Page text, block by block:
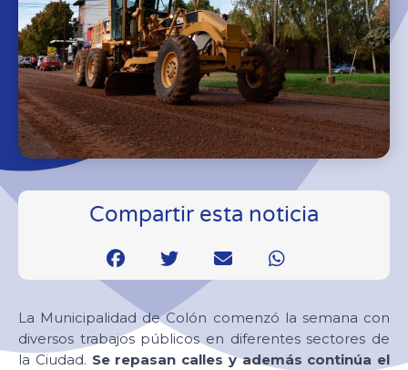
Compartir esta noticia
La Municipalidad de Colón comenzó la semana con
diversos trabajos públicos en diferentes sectores de
la Ciudad. Se repasan calles y además continúa el